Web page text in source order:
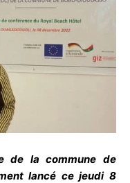
de la commune de
lancé ce jeudi 8